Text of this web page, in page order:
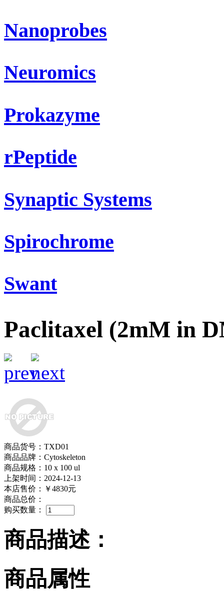
Nanoprobes
Neuromics
Prokazyme
rPeptide
Synaptic Systems
Spirochrome
Swant
Paclitaxel (2mM in
商品货号：TXD01
商品品牌：Cytoskeleton
商品规格：10 x 100 ul
上架时间：2024-12-13
本店售价：
￥4830元
商品总价：
购买数量：
商品描述：
商品属性